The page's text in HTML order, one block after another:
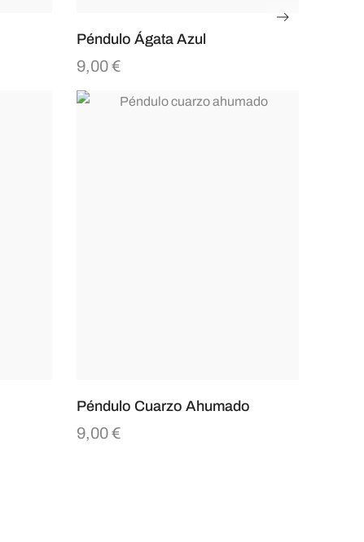
Péndulo Ágata Azul
9,00€
Péndulo Cuarzo Ahumado
9,00€